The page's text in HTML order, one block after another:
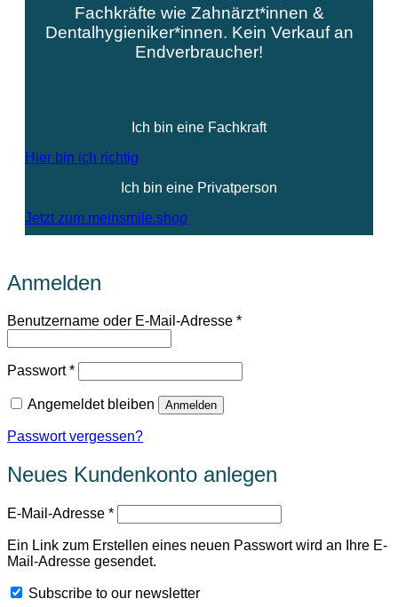
Fachkräfte wie Zahnärzt*innen &
Dentalhygieniker*innen. Kein Verkauf an
Endverbraucher!
Ich bin eine Fachkraft
Hier bin ich richtig
Ich bin eine Privatperson
Jetzt zum meinsmile.shop
Anmelden
Benutzername oder E-Mail-Adresse *Erforderlich
Passwort*Erforderlich
Angemeldet bleiben Anmelden
Passwort vergessen?
Neues Kundenkonto anlegen
E-Mail-Adresse *Erforderlich
Ein Link zum Erstellen eines neuen Passwort wird an Ihre E-
Mail-Adresse gesendet.
Subscribe to our newsletter